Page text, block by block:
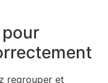
regrouper et